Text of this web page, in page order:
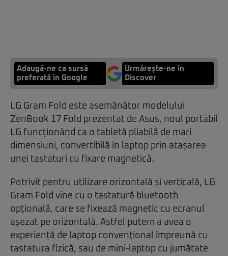
Adaugă-ne ca sursă
preferată în Google
Urmărește-ne in
Discover
LG Gram Fold este asemănător modelului
ZenBook 17 Fold prezentat de Asus, noul portabil
LG funcționând ca o tabletă pliabilă de mari
dimensiuni, convertibilă în laptop prin atașarea
unei tastaturi cu fixare magnetică.
Potrivit pentru utilizare orizontală și verticală, LG
Gram Fold vine cu o tastatură bluetooth
opțională, care se fixează magnetic cu ecranul
așezat pe orizontală. Astfel putem a avea o
experiență de laptop convențional împreună cu
tastatura fizică, sau de mini-laptop cu jumătate